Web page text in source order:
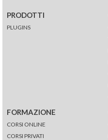
PRODOTTI
PLUGINS
FORMAZIONE
CORSI ONLINE
CORSI PRIVATI